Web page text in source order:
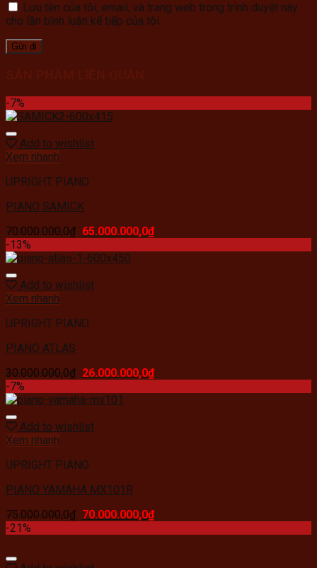
Lưu tên của tôi, email, và trang web trong trình duyệt này
cho lần bình luận kế tiếp của tôi.
-7%
Add to wishlist
Xem nhanh
UPRIGHT PIANO
PIANO SAMICK
70.000.000,0₫ 65.000.000,0₫
-13%
Add to wishlist
Xem nhanh
UPRIGHT PIANO
PIANO ATLAS
30.000.000,0₫ 26.000.000,0₫
-7%
Add to wishlist
Xem nhanh
UPRIGHT PIANO
PIANO YAMAHA MX101R
75.000.000,0₫ 70.000.000,0₫
-21%